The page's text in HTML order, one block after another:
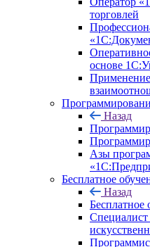
торговлей
основе
Назад
Азы
Бесплатное
Назад
Бесплатное
Специалист